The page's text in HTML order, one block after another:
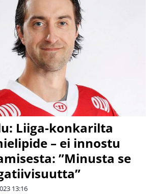
Liiga-konkarilta
– ei innostu
”Minusta se
13:16